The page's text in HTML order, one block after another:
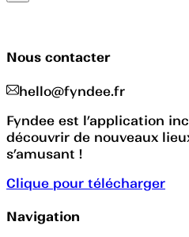
Nous contacter
hello@fyndee.fr
Fyndee est l’application
découvrir de nouveaux
s’amusant !
Clique pour télécharger
Navigation